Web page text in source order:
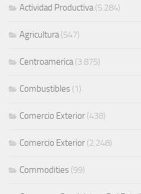
Actividad Productiva(5.284)
Agricultura(547)
Centroamerica(3.875)
Combustibles (1)
Comercio Exterior (438)
Comercio Exterior (2.248)
Commodities (99)